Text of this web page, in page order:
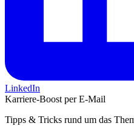
LinkedIn
Karriere-Boost per E-Mail
Tipps & Tricks rund um das